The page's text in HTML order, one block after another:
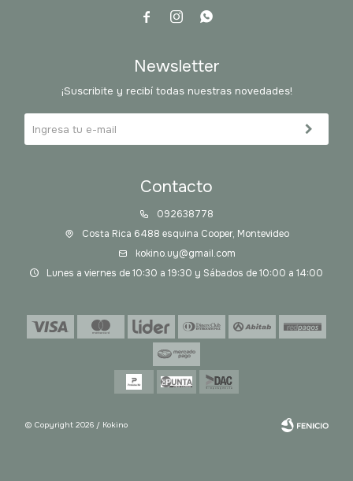
  
Contacto
092638778
Costa Rica 6488 esquina Cooper, Montevideo
kokino.uy@gmail.com
Lunes a viernes de 10:30 a 19:30 y Sábados de 10:00 a 14:00
Newsletter
¡Suscribite y recibí todas nuestras novedades!
© Copyright 2026 / Kokino